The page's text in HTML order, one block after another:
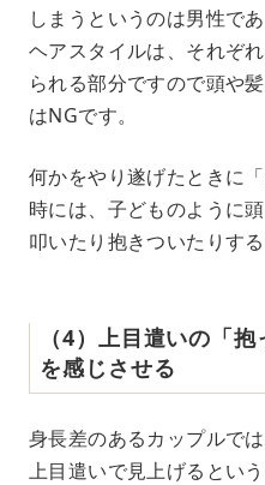
しまうというのは男性で
ヘアスタイルは、それぞ
られる部分ですので頭や
はNGです。
何かをやり遂げたときに
時には、子どものように
叩いたり抱きついたりす
（4）上目遣いの「
を感じさせる
身長差のあるカップルで
上目遣いで見上げるとい